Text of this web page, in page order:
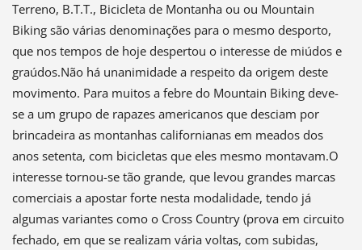
Terreno, B.T.T., Bicicleta de Montanha ou ou Mountain
Biking são várias denominações para o mesmo desporto,
que nos tempos de hoje despertou o interesse de miúdos e
graúdos.Não há unanimidade a respeito da origem deste
movimento. Para muitos a febre do Mountain Biking deve-
se a um grupo de rapazes americanos que desciam por
brincadeira as montanhas californianas em meados dos
anos setenta, com bicicletas que eles mesmo montavam.O
interesse tornou-se tão grande, que levou grandes marcas
comerciais a apostar forte nesta modalidade, tendo já
algumas variantes como o Cross Country (prova em circuito
fechado, em que se realizam vária voltas, com subidas,